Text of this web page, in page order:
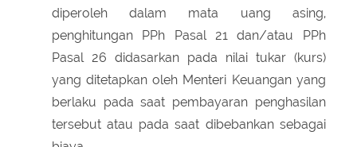
diperoleh dalam mata uang asing,
penghitungan PPh Pasal 21 dan/atau PPh
Pasal 26 didasarkan pada nilai tukar (kurs)
yang ditetapkan oleh Menteri Keuangan yang
berlaku pada saat pembayaran penghasilan
tersebut atau pada saat dibebankan sebagai